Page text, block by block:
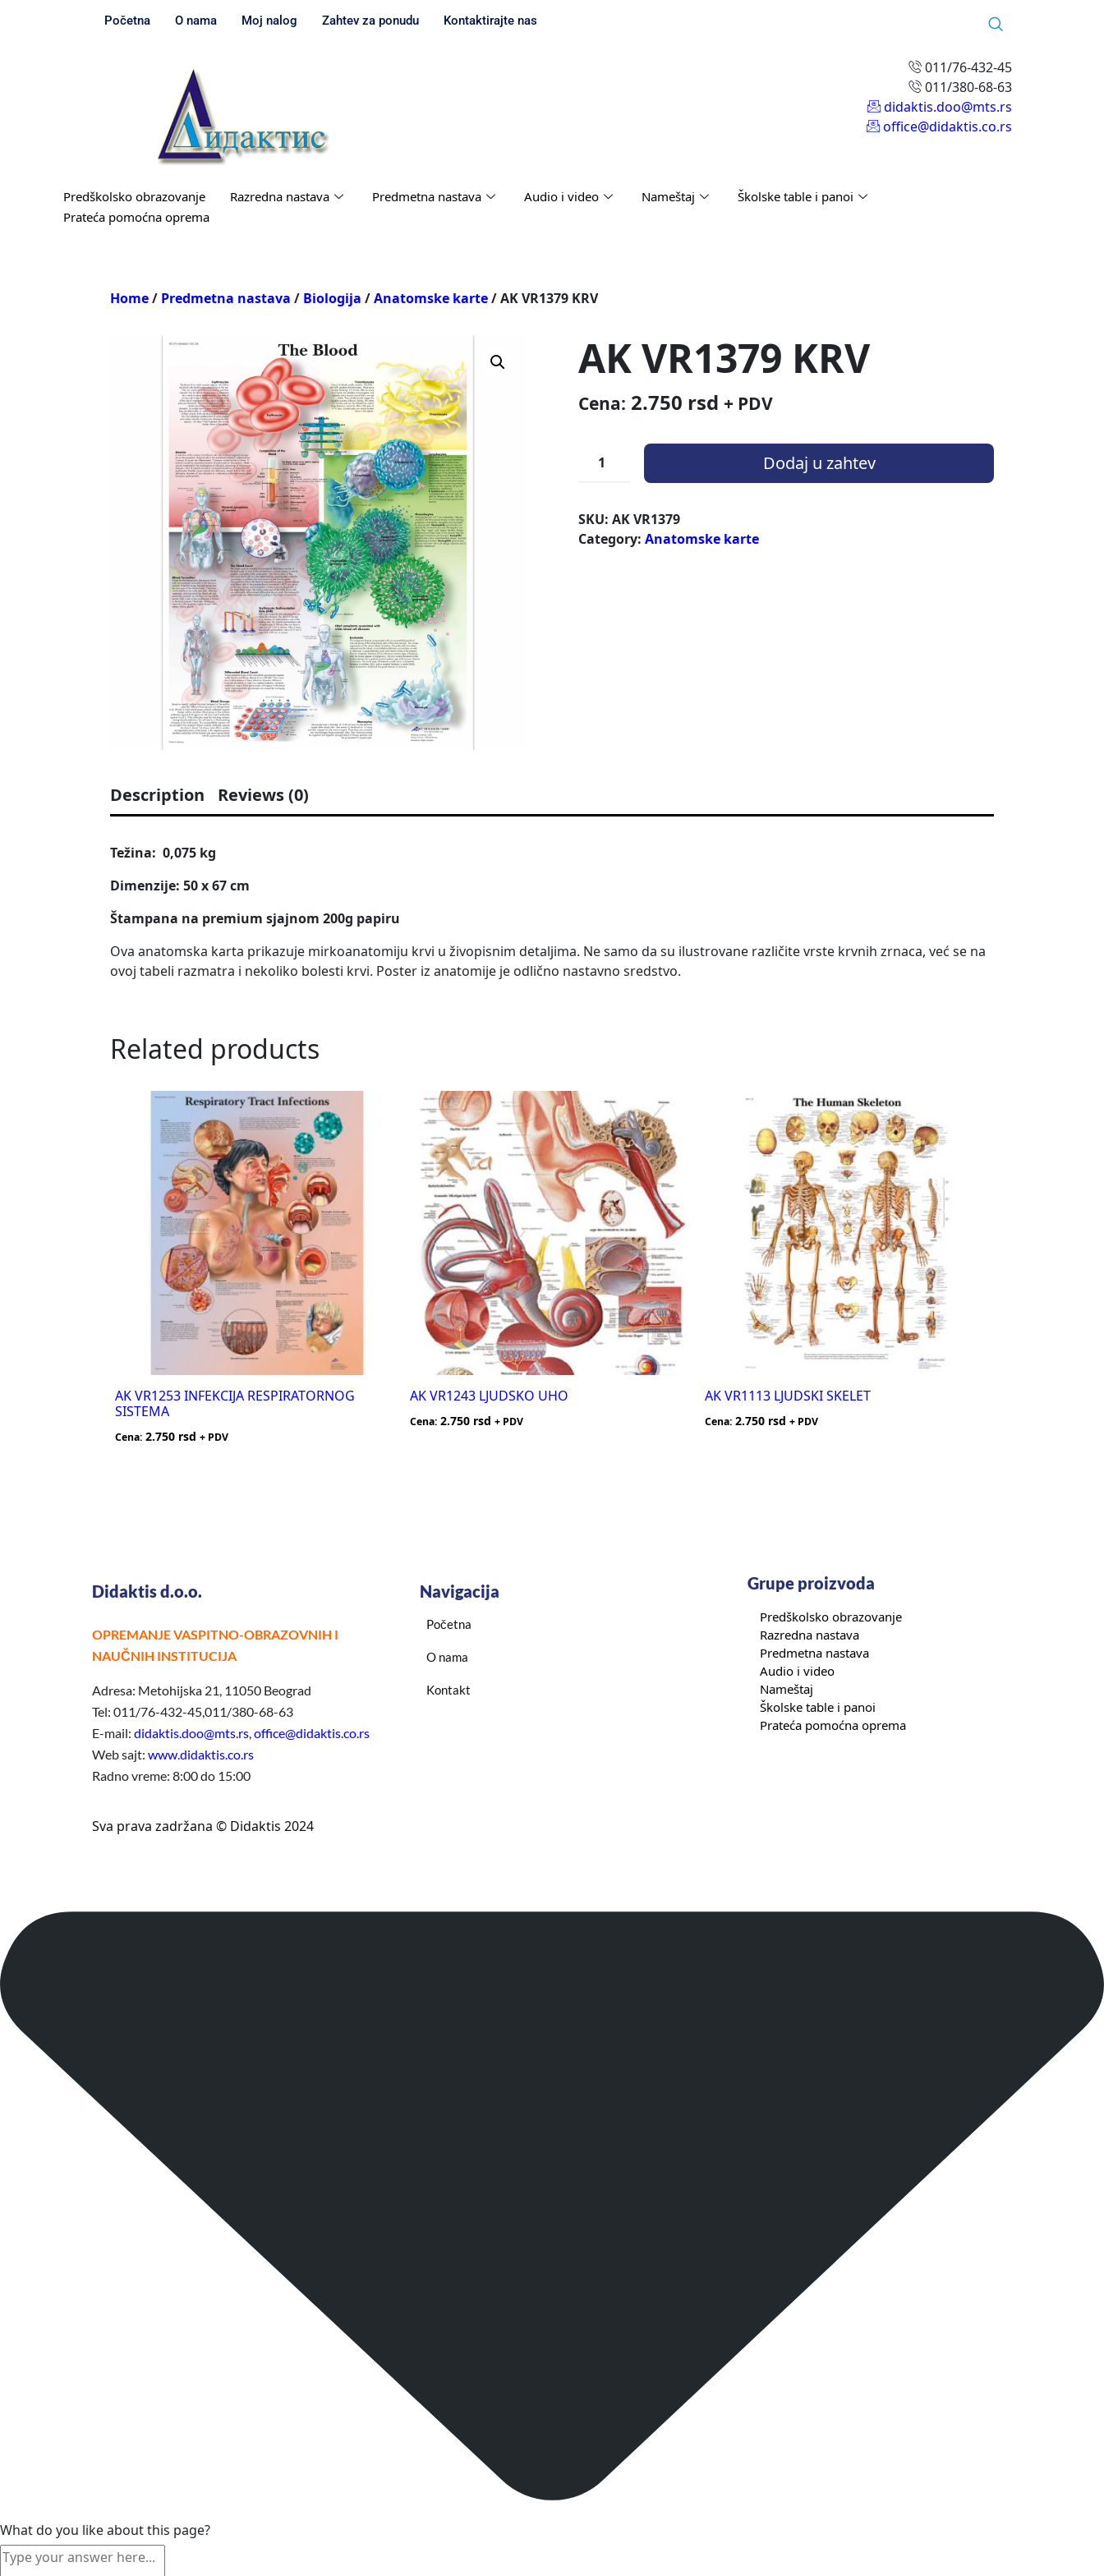
Početna O nama Moj nalog Zahtev za ponudu Kontaktirajte nas
011/76-432-45
011/380-68-63
didaktis.doo@mts.rs
office@didaktis.co.rs
Predškolsko obrazovanje Razredna nastava Predmetna nastava Audio i video Nameštaj
Školske table i panoi
Prateća pomoćna oprema
Home/ Predmetna nastava / Biologija /Anatomske karte/ AK VR1379 KRV
AK VR1379 KRV
Cena: 2.750 rsd + PDV
Dodaj u zahtev
SKU: AK VR1379
Category: Anatomske karte
Description Reviews (0)
Težina: 0,075 kg
Dimenzije: 50 x 67 cm
Štampana na premium sjajnom 200g papiru
Ova anatomska karta prikazuje mirkoanatomiju krvi u živopisnim detaljima. Ne samo da su ilustrovane različite vrste krvnih zrnaca, već se na
ovoj tabeli razmatra i nekoliko bolesti krvi. Poster iz anatomije je odlično nastavno sredstvo.
Related products
AK VR1253 INFEKCIJA RESPIRATORNOG
SISTEMA
Cena: 2.750 rsd + PDV
AK VR1243 LJUDSKO UHO
Cena: 2.750 rsd + PDV
AK VR1113 LJUDSKI SKELET
Cena: 2.750 rsd + PDV
Didaktis d.o.o.
OPREMANJE VASPITNO-OBRAZOVNIH I
NAUČNIH INSTITUCIJA
Adresa: Metohijska 21, 11050 Beograd
Tel: 011/76-432-45,011/380-68-63
E-mail: didaktis.doo@mts.rs office@didaktis.co.rs
Web sajt: www.didaktis.co.rs
Radno vreme: 8:00 do 15:00
Navigacija
Početna
O nama
Kontakt
Grupe proizvoda
Predškolsko obrazovanje
Razredna nastava
Predmetna nastava
Audio i video
Nameštaj
Školske table i panoi
Prateća pomoćna oprema
Sva prava zadržana © Didaktis 2024
What do you like about this page?